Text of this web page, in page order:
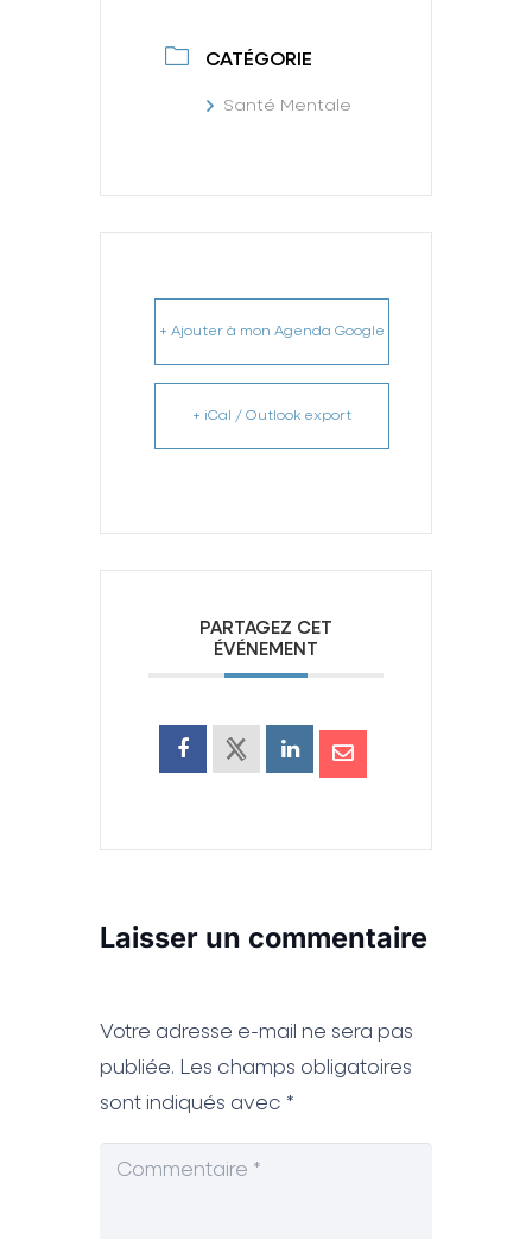
CATÉGORIE
Santé Mentale
+ Ajouter à mon Agenda Google
+ iCal / Outlook export
PARTAGEZ CET
ÉVÉNEMENT
Laisser un commentaire
Votre adresse e-mail ne sera pas
publiée. Les champs obligatoires
sont indiqués avec *